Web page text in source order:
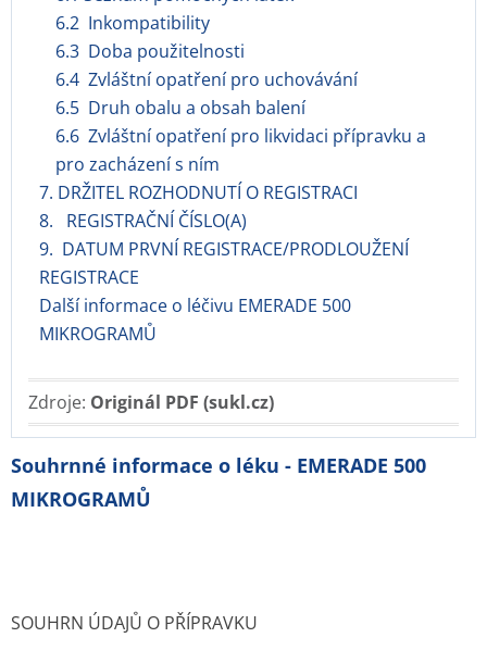
6.2 Inkompatibility
6.3 Doba použitelnosti
6.4 Zvláštní opatření pro uchovávání
6.5 Druh obalu a obsah balení
6.6 Zvláštní opatření pro likvidaci přípravku a
pro zacházení s ním
7. DRŽITEL ROZHODNUTÍ O REGISTRACI
8. REGISTRAČNÍ ČÍSLO(A)
9. DATUM PRVNÍ REGISTRACE/PRODLOUŽENÍ
REGISTRACE
Další informace o léčivu EMERADE 500
MIKROGRAMŮ
Zdroje: Originál PDF (sukl.cz)
Souhrnné informace o léku - EMERADE 500
MIKROGRAMŮ
SOUHRN ÚDAJŮ O PŘÍPRAVKU